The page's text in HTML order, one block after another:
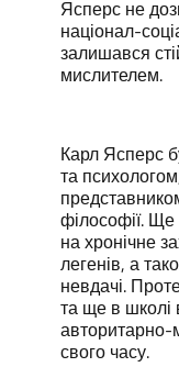
Ясперс не
націонал-
залишався
мислителем.
Карл Ясперс
та
філософії. Ще
на хронічне
легенів, а
невдачі.
та ще в школі
авторитарно-
свого часу.